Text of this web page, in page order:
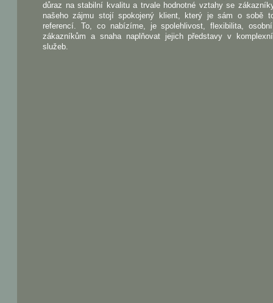
důraz na stabilní kvalitu a trvale hodnotné vztahy se
našeho zájmu stojí spokojený klient, který je sám o sobě
referencí. To, co nabízíme, je spolehlivost, flexibilita,
zákazníkům a snaha naplňovat jejich představy v
služeb.